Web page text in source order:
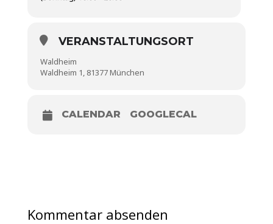
VERANSTALTUNGSORT
Waldheim
Waldheim 1, 81377 München
CALENDAR GOOGLECAL
Kommentar absenden